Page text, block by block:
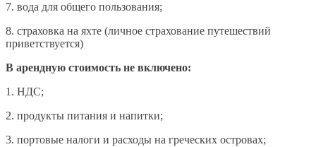
7. вода для общего пользования;
8. страховка на яхте (личное страхование путешествий
приветствуется)
В арендную стоимость не включено:
1. НДС;
2. продукты питания и напитки;
3. портовые налоги и расходы на греческих островах;